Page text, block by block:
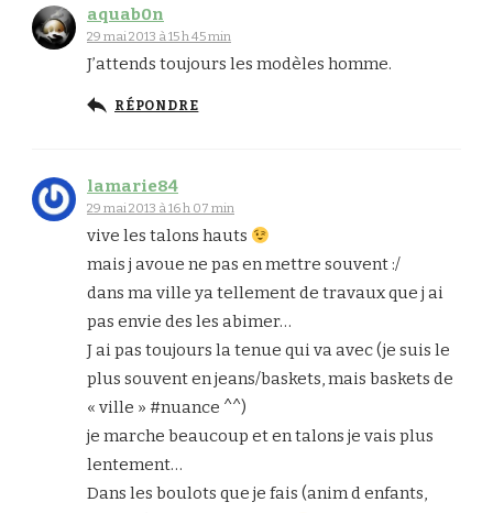
aquab0n
29 mai 2013 à 15 h 45 min
J’attends toujours les modèles homme.
RÉPONDRE
lamarie84
29 mai 2013 à 16 h 07 min
vive les talons hauts
mais j avoue ne pas en mettre souvent :/
dans ma ville ya tellement de travaux que j ai
pas envie des les abimer…
J ai pas toujours la tenue qui va avec (je suis le
plus souvent en jeans/baskets, mais baskets de
« ville » #nuance ^^)
je marche beaucoup et en talons je vais plus
lentement…
Dans les boulots que je fais (anim d enfants,